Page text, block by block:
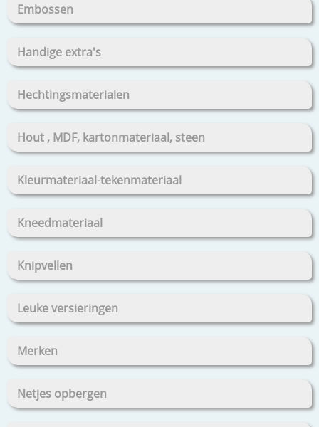
Embossen
Handige extra's
Hechtingsmaterialen
Hout , MDF, kartonmateriaal, steen
Kleurmateriaal-tekenmateriaal
Kneedmateriaal
Knipvellen
Leuke versieringen
Merken
Netjes opbergen